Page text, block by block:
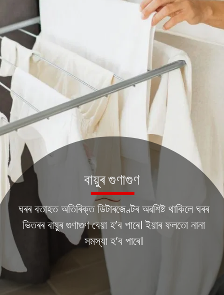
ঘৰৰ বতাহত অতিৰিক্ত ডিটাৰজেণ্টৰ অৱশিষ্ট থাকিলে ঘৰৰ
ভিতৰৰ বায়ুৰ গুণাগুণ বেয়া হ’ব পাৰে। ইয়াৰ ফলতো নানা
সমস্যা হ’ব পাৰে।
বায়ুৰ গুণাগুণ